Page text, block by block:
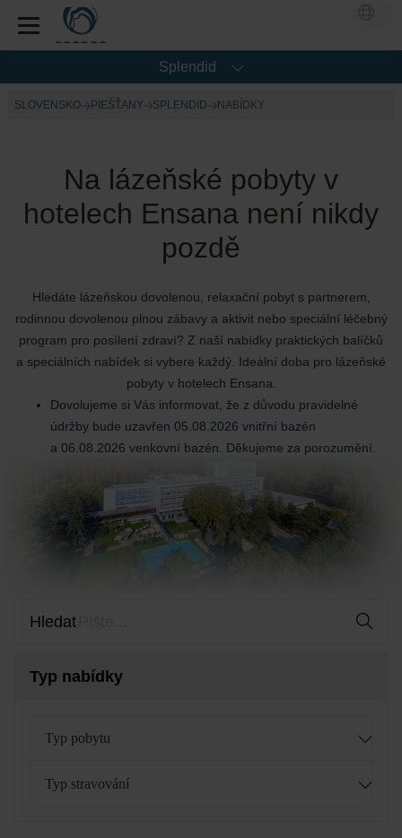
Splendid
SLOVENSKO PIEŠŤANY SPLENDID NABÍDKY
Na lázeňské pobyty v
hotelech Ensana není nikdy
pozdě
Hledáte lázeňskou dovolenou, relaxační pobyt s partnerem,
rodinnou dovolenou plnou zábavy a aktivit nebo speciální léčebný
program pro posílení zdraví? Z naší nabídky praktických balíčků
a speciálních nabídek si vybere každý. Ideální doba pro lázeňské
pobyty v hotelech Ensana.
Dovolujeme si Vás informovat, že z důvodu pravidelné
údržby bude uzavřen 05.08.2026 vnitřní bazén
a 06.08.2026 venkovní bazén. Děkujeme za porozumění.
Hledat
Typ nabídky
Typ pobytu
Typ stravování